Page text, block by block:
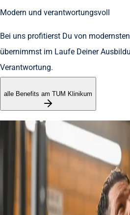
Modern und verantwortungsvoll
Bei uns profitierst Du von
übernimmst im Laufe Deiner
Verantwortung.
alle Benefits am TUM Klinikum
Ein Klinikum – viele
Pflegefachkraft